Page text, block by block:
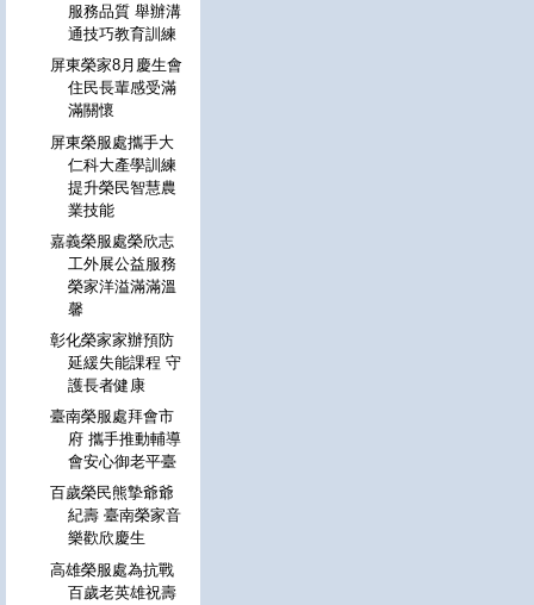
服務品質 舉辦溝
通技巧教育訓練
屏東榮家8月慶生會
住民長輩感受滿
滿關懷
屏東榮服處攜手大
仁科大產學訓練
提升榮民智慧農
業技能
嘉義榮服處榮欣志
工外展公益服務
榮家洋溢滿滿溫
馨
彰化榮家家辦預防
延緩失能課程 守
護長者健康
臺南榮服處拜會市
府 攜手推動輔導
會安心御老平臺
百歲榮民熊摯爺爺
紀壽 臺南榮家音
樂歡欣慶生
高雄榮服處為抗戰
百歲老英雄祝壽